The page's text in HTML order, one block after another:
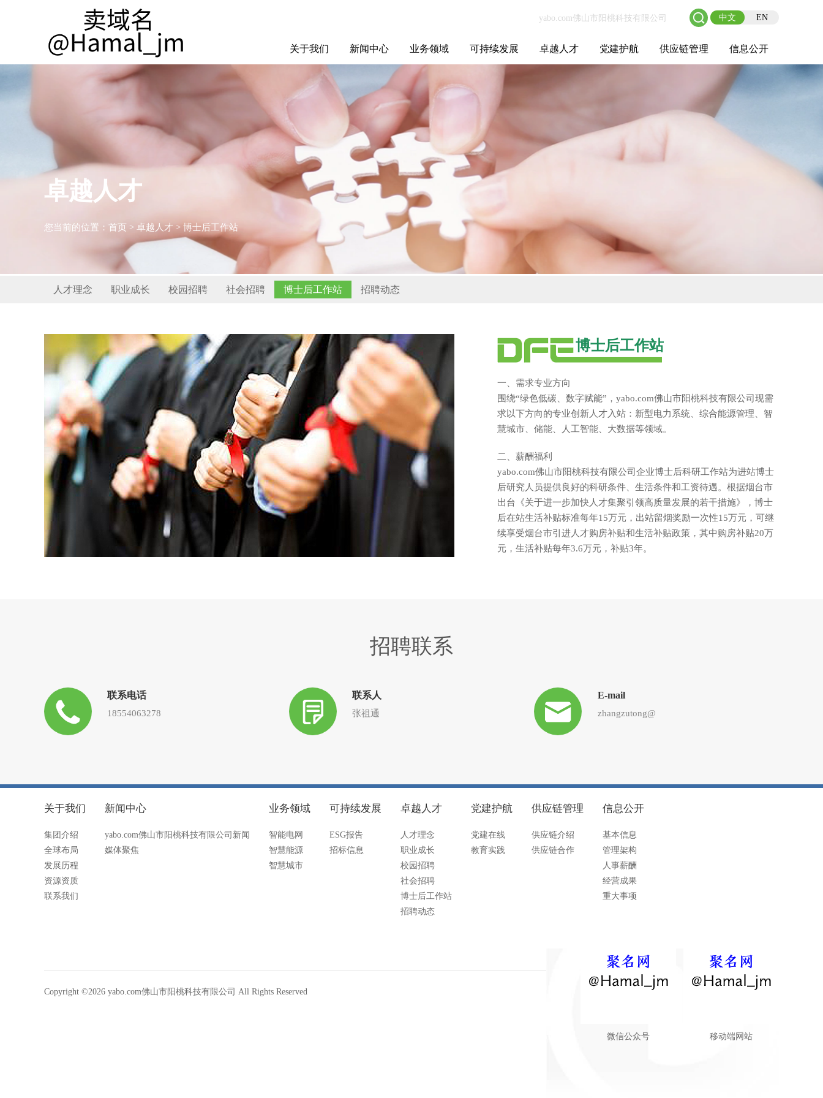
中文 EN
关于我们
集团介绍
全球布局
发展历程
资源资质
联系我们
新闻中心
yabo.com佛山市
阳桃科技有限公
业务领域
智能电网
智慧能源
智慧城市
可持续发展
ESG报告
招标信息
卓越人才 党建护航 供应链管理 信息公开
基本信息
管理架构
人事薪酬
经营成果
重大事项
卓越人才
您当前的位置： 首页 > 卓越人才 > 博士后工作站
人才理念 职业成长 校园招聘 社会招聘 博士后工作站 招聘动态
博士后工作站
一、需求专业方向
围绕“绿色低碳、数字赋能”，yabo.com佛山市阳桃科技有限公司现需
求以下方向的专业创新人才入站：新型电力系统、综合能源管理、智
慧城市、储能、人工智能、大数据等领域。
二、薪酬福利
yabo.com佛山市阳桃科技有限公司企业博士后科研工作站为进站博士
后研究人员提供良好的科研条件、生活条件和工资待遇。根据烟台市
出台《关于进一步加快人才集聚引领高质量发展的若干措施》，博士
后在站生活补贴标准每年15万元，出站留烟奖励一次性15万元，可继
续享受烟台市引进人才购房补贴和生活补贴政策，其中购房补贴20万
元，生活补贴每年3.6万元，补贴3年。
招聘联系
联系电话
18554063278
联系人
张祖通
E-mail
zhangzutong@
关于我们
集团介绍
全球布局
发展历程
资源资质
联系我们
新闻中心
yabo.com佛山市阳桃科技有限公司新闻
媒体聚焦
业务领域
智能电网
智慧能源
智慧城市
可持续发展
ESG报告
招标信息
卓越人才
人才理念
职业成长
校园招聘
社会招聘
博士后工作站
招聘动态
党建护航
党建在线
教育实践
供应链管理
供应链介绍
供应链合作
信息公开
基本信息
管理架构
人事薪酬
经营成果
重大事项
微信公众号 移动端网站
Copyright ©2026 yabo.com佛山市阳桃科技有限公司 All Rights Reserved